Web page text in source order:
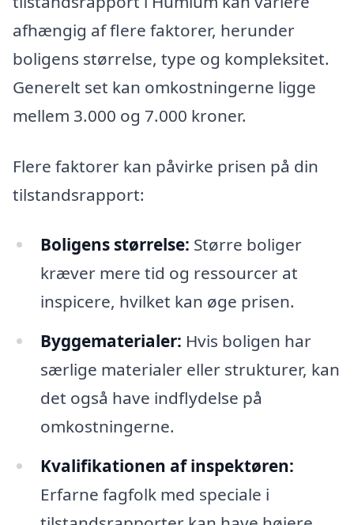
afhængig af flere faktorer, herunder
boligens størrelse, type og kompleksitet.
Generelt set kan omkostningerne ligge
mellem 3.000 og 7.000 kroner.
Flere faktorer kan påvirke prisen på din
tilstandsrapport:
Boligens størrelse: Større boliger
kræver mere tid og ressourcer at
inspicere, hvilket kan øge prisen.
Byggematerialer: Hvis boligen har
særlige materialer eller strukturer, kan
det også have indflydelse på
omkostningerne.
Kvalifikationen af inspektøren:
Erfarne fagfolk med speciale i